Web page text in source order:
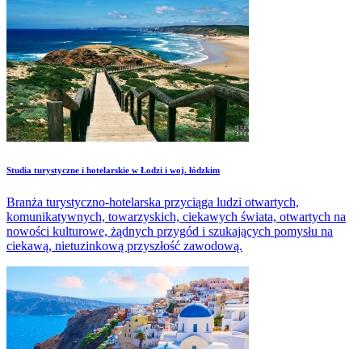
Studia turystyczne i hotelarskie w Łodzi i woj. łódzkim
Branża turystyczno-hotelarska przyciąga ludzi otwartych,
komunikatywnych, towarzyskich, ciekawych świata, otwartych na
nowości kulturowe, żądnych przygód i szukających pomysłu na
ciekawą, nietuzinkową przyszłość zawodową.